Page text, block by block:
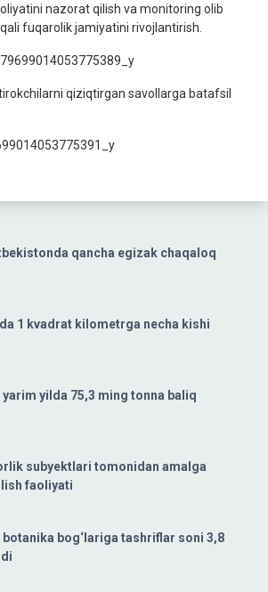
qancha egizak chaqaloq
1 kvadrat kilometrga necha kishi
yarim yilda 75,3 ming tonna baliq
subyektlari tomonidan amalga
faoliyati
botanika bog‘lariga tashriflar soni 3,8
nazorat qilish va monitoring olib
fuqarolik jamiyatini rivojlantirish.
qiziqtirgan savollarga batafsil